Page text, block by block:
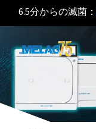
6.5分からの滅菌：